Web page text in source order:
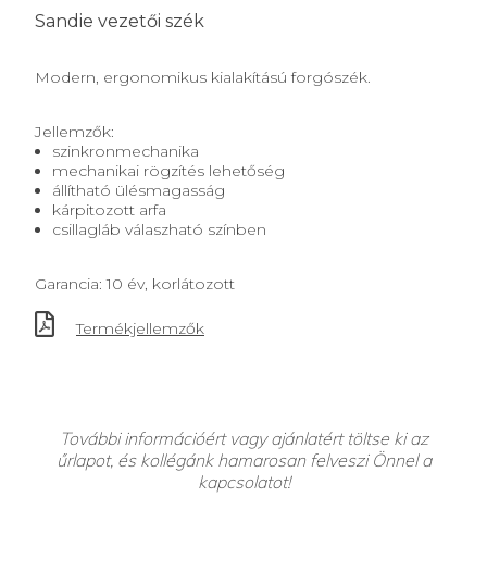
Sandie vezetői szék
Modern, ergonomikus kialakítású forgószék.
Jellemzők:
szinkronmechanika
mechanikai rögzítés lehetőség
állítható ülésmagasság
kárpitozott arfa
csillagláb válaszható színben
Garancia: 10 év, korlátozott
Termékjellemzők
További információért vagy ajánlatért töltse ki az
űrlapot, és kollégánk hamarosan felveszi Önnel a
kapcsolatot!